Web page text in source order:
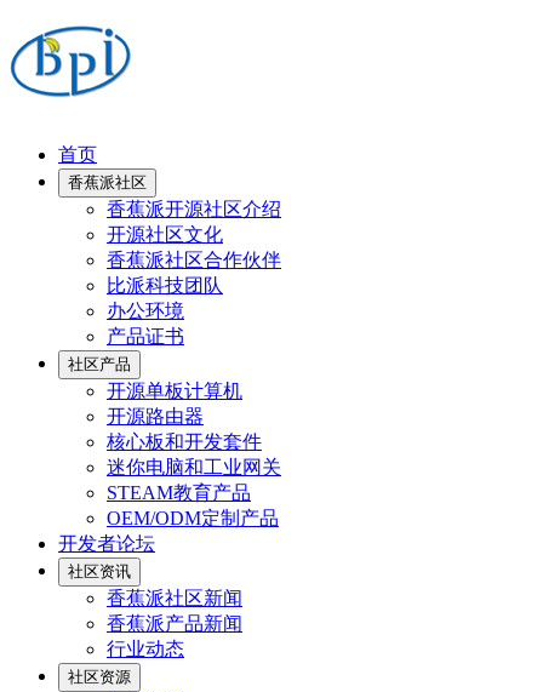
首页
香蕉派社区
香蕉派开源社区介绍
开源社区文化
香蕉派社区合作伙伴
比派科技团队
办公环境
产品证书
社区产品
开源单板计算机
开源路由器
核心板和开发套件
迷你电脑和工业网关
STEAM教育产品
OEM/ODM定制产品
开发者论坛
社区资讯
香蕉派社区新闻
香蕉派产品新闻
行业动态
社区资源